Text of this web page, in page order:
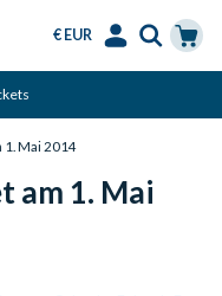
€ EUR
1. Mai 2014
am 1. Mai